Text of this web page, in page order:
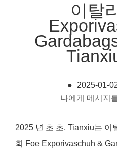
이탈
● 2025-01-
나에게 메시지
2025 년 초 초, Tianxiu는 이
회 Foe Exporivaschuh &